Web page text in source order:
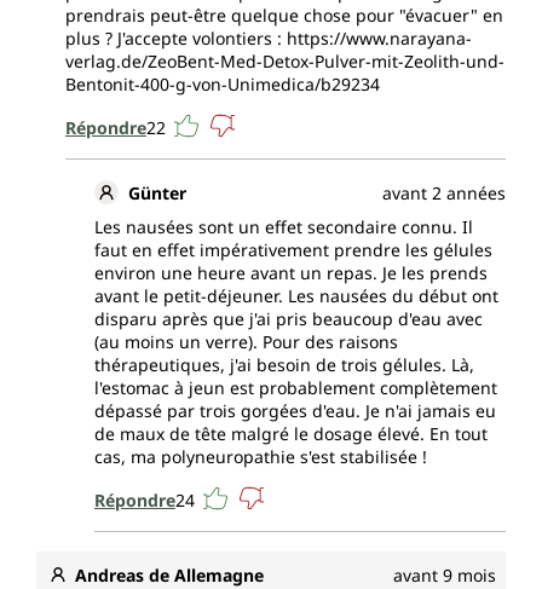
prendrais peut-être quelque chose pour "évacuer" en
plus ? J'accepte volontiers : https://www.narayana-
verlag.de/ZeoBent-Med-Detox-Pulver-mit-Zeolith-und-
Bentonit-400-g-von-Unimedica/b29234
Répondre22
Günter
avant 2 années
Les nausées sont un effet secondaire connu. Il
faut en effet impérativement prendre les gélules
environ une heure avant un repas. Je les prends
avant le petit-déjeuner. Les nausées du début ont
disparu après que j'ai pris beaucoup d'eau avec
(au moins un verre). Pour des raisons
thérapeutiques, j'ai besoin de trois gélules. Là,
l'estomac à jeun est probablement complètement
dépassé par trois gorgées d'eau. Je n'ai jamais eu
de maux de tête malgré le dosage élevé. En tout
cas, ma polyneuropathie s'est stabilisée !
Répondre24
Andreas de Allemagne avant 9 mois